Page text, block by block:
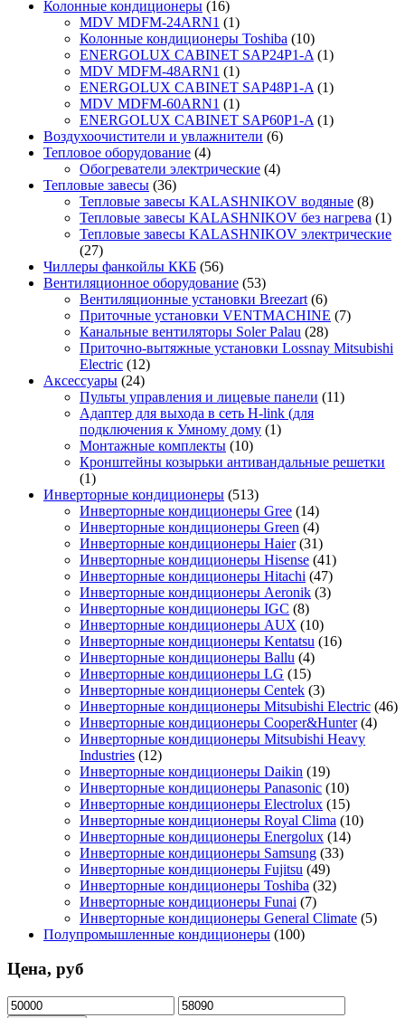
Колонные кондиционеры (16)
MDV MDFM-24ARN1 (1)
Колонные кондиционеры Toshiba (10)
ENERGOLUX CABINET SAP24P1-A (1)
MDV MDFM-48ARN1 (1)
ENERGOLUX CABINET SAP48P1-A (1)
MDV MDFM-60ARN1 (1)
ENERGOLUX CABINET SAP60P1-A (1)
Воздухоочистители и увлажнители (6)
Тепловое оборудование (4)
Обогреватели электрические (4)
Тепловые завесы (36)
Тепловые завесы KALASHNIKOV водяные (8)
Тепловые завесы KALASHNIKOV без нагрева (1)
Тепловые завесы KALASHNIKOV электрические
(27)
Чиллеры фанкойлы ККБ (56)
Вентиляционное оборудование (53)
Вентиляционные установки Breezart (6)
Приточные установки VENTMACHINE (7)
Канальные вентиляторы Soler Palau (28)
Приточно-вытяжные установки Lossnay Mitsubishi
Electric (12)
Аксессуары (24)
Пульты управления и лицевые панели (11)
Адаптер для выхода в сеть H-link (для
подключения к Умному дому (1)
Монтажные комплекты (10)
Кронштейны козырьки антивандальные решетки
(1)
Инверторные кондиционеры (513)
Инверторные кондиционеры Gree (14)
Инверторные кондиционеры Green (4)
Инверторные кондиционеры Haier (31)
Инверторные кондиционеры Hisense (41)
Инверторные кондиционеры Hitachi (47)
Инверторные кондиционеры Aeronik (3)
Инверторные кондиционеры IGC (8)
Инверторные кондиционеры AUX (10)
Инверторные кондиционеры Kentatsu (16)
Инверторные кондиционеры Ballu (4)
Инверторные кондиционеры LG (15)
Инверторные кондиционеры Centek (3)
Инверторные кондиционеры Mitsubishi Electric (46)
Инверторные кондиционеры Cooper&Hunter (4)
Инверторные кондиционеры Mitsubishi Heavy
Industries (12)
Инверторные кондиционеры Daikin (19)
Инверторные кондиционеры Panasonic (10)
Инверторные кондиционеры Electrolux (15)
Инверторные кондиционеры Royal Clima (10)
Инверторные кондиционеры Energolux (14)
Инверторные кондиционеры Samsung (33)
Инверторные кондиционеры Fujitsu (49)
Инверторные кондиционеры Toshiba (32)
Инверторные кондиционеры Funai (7)
Инверторные кондиционеры General Climate (5)
Полупромышленные кондиционеры (100)
Цена, руб
Минимальная
Максимальная